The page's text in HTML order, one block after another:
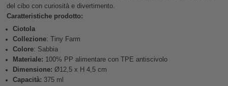
del cibo con curiosità e divertimento.
Caratteristiche prodotto:
Ciotola
Collezione: Tiny Farm
Colore: Sabbia
Materiale: 100% PP alimentare con TPE antiscivolo
Dimensione: Ø12,5 x H 4,5 cm
Capacità: 375 ml